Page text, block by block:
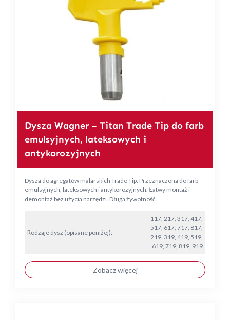
Dysza Wagner – Titan Trade Tip do farb
emulsyjnych, lateksowych i
antykorozyjnych
Dysza do agregatów malarskich Trade Tip. Przeznaczona do farb
emulsyjnych, lateksowych i antykorozyjnych. Łatwy montaż i
demontaż bez użycia narzędzi. Długa żywotność.
Rodzaje dysz (opisane poniżej):
117, 217, 317, 417,
517, 617, 717, 817,
219, 319, 419, 519,
619, 719, 819, 919
Zobacz więcej